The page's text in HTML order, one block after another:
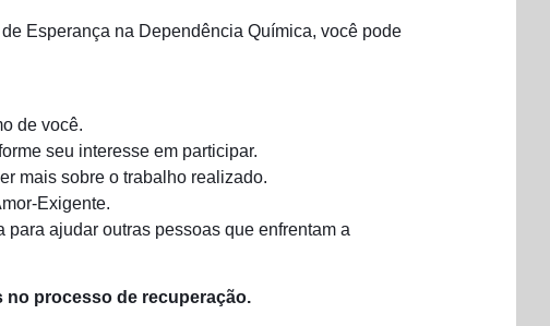
Esperança na Dependência Química, você pode
de você.
seu interesse em participar.
mais sobre o trabalho realizado.
Exigente.
ajudar outras pessoas que enfrentam a
no processo de recuperação.